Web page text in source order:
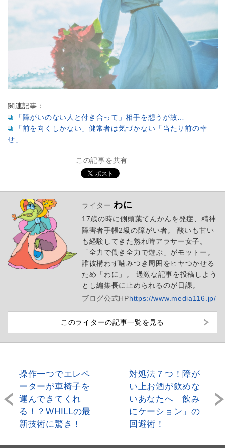
関連記事：
「障がいのない人と付き合って」相手を想うが故…
「前を向くしかない」健常者は気づかない「当たり前の幸
せ」
この記事を共有
ライターわに
17歳の時に側頭葉てんかんを発症、精神
障害者手帳2級の障がい者。 酸いも甘い
も経験してきた熟れ時アラサー女子。
「全力で働き全力で遊ぶ」がモットー。
誰彼構わず噛みつき周囲をヒヤつかせる
ため「わに」。 過激な記事を投稿しよう
とし編集長に止められるのが日課。
ブログ公式HPhttps://www.media116.jp/
このライターの記事一覧を見る
操作一つでエレベ
ーターが車椅子を
運んできてくれ
る！？WHILLの最
新技術に驚き！
対処法７つ！障が
い上お酒が飲めな
いあなたへ「飲み
にケーション」の
回避術！